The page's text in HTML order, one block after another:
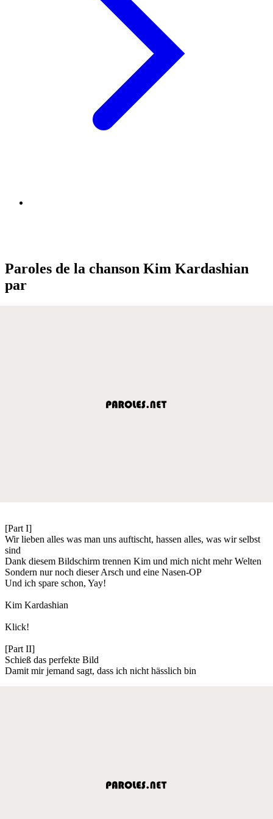
Paroles de la chanson Kim Kardashian
par
[Part I]
Wir lieben alles was man uns auftischt, hassen alles, was wir selbst
sind
Dank diesem Bildschirm trennen Kim und mich nicht mehr Welten
Sondern nur noch dieser Arsch und eine Nasen-OP
Und ich spare schon, Yay!
Kim Kardashian
Klick!
[Part II]
Schieß das perfekte Bild
Damit mir jemand sagt, dass ich nicht hässlich bin